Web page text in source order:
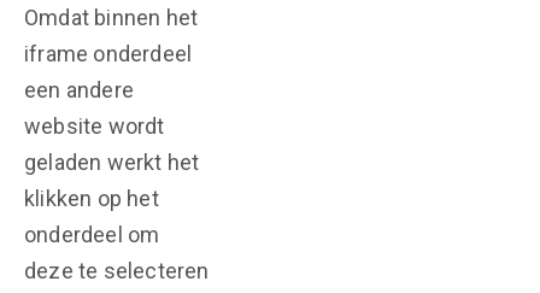
Omdat binnen het
iframe onderdeel
een andere
website wordt
geladen werkt het
klikken op het
onderdeel om
deze te selecteren